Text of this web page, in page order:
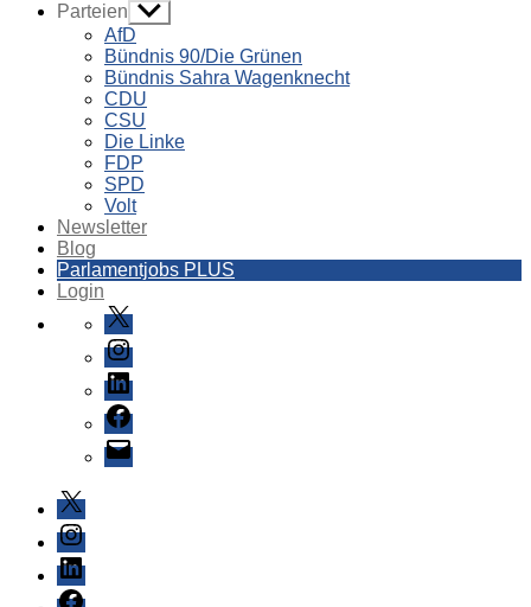
Parteien Untermenü
anzeigen
AfD
Bündnis 90/Die Grünen
Bündnis Sahra Wagenknecht
CDU
CSU
Die Linke
FDP
SPD
Volt
Newsletter
Blog
Parlamentjobs PLUS
Login
X
Instagram
LinkedIn
Facebook
E-
Mail
X
Instagram
LinkedIn
Facebook